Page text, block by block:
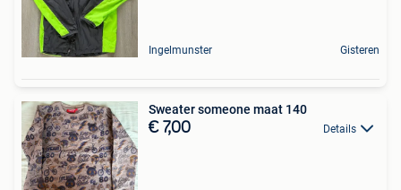
Ingelmunster Gisteren
Sweater someone maat 140
€ 7,00 Details